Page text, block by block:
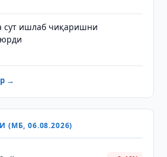
сут ишлаб чиқаришни
→
(МБ, 06.08.2026)